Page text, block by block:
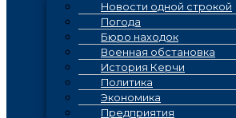
Новости одной строкой
Погода
Бюро находок
Военная обстановка
История Керчи
Политика
Экономика
Предприятия